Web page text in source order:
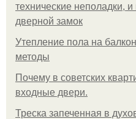
технические неполадки,
дверной замок
Утепление пола на
методы
Почему в советских
входные двери.
Треска запеченная в